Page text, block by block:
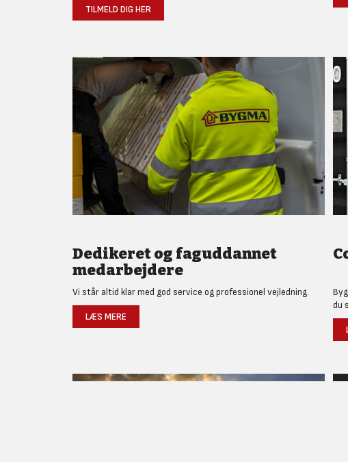
TILMELD DIG HER
Dedikeret og faguddannet
medarbejdere
Vi står altid klar med god service og professionel vejledning.
LÆS MERE
du